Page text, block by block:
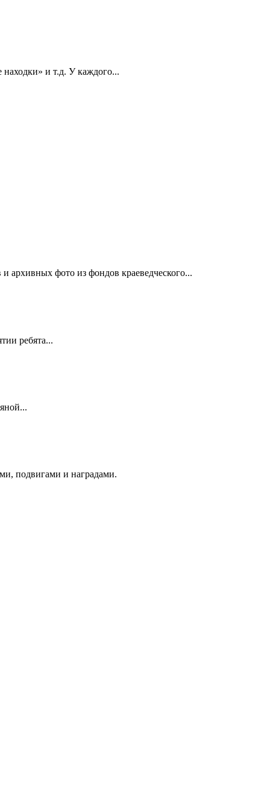
находки» и т.д. У каждого...
архивных фото из фондов краеведческого...
ребята...
подвигами и наградами.